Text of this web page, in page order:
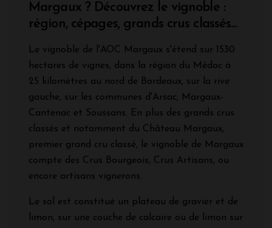
Margaux ? Découvrez le vignoble :
région, cépages, grands crus classés...
Le vignoble de l'AOC Margaux s'étend sur 1530
hectares de vignes, dans la région du Médoc à
25 kilomètres au nord de Bordeaux, sur la rive
gauche, sur les communes d'Arsac, Margaux-
Cantenac et Soussans. En plus des grands crus
classés et notamment du Château Margaux,
premier grand cru classé, le vignoble de Margaux
compte des Crus Bourgeois, Crus Artisans, ou
encore artisans vignerons.
Le sol est constitué un plateau de gravier et de
limon, sur une couche de calcaire ou de limon sur